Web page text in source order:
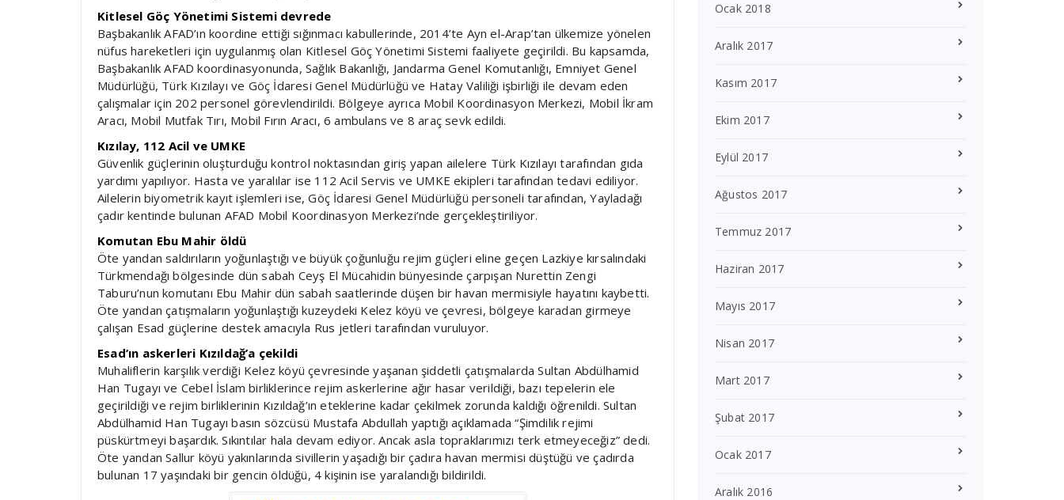
Kitlesel Göç Yönetimi Sistemi devrede
Başbakanlık AFAD’ın koordine ettiği sığınmacı kabullerinde, 2014’te Ayn el-Arap’tan ülkemize yönelen
nüfus hareketleri için uygulanmış olan Kitlesel Göç Yönetimi Sistemi faaliyete geçirildi. Bu kapsamda,
Başbakanlık AFAD koordinasyonunda, Sağlık Bakanlığı, Jandarma Genel Komutanlığı, Emniyet Genel
Müdürlüğü, Türk Kızılayı ve Göç İdaresi Genel Müdürlüğü ve Hatay Valiliği işbirliği ile devam eden
çalışmalar için 202 personel görevlendirildi. Bölgeye ayrıca Mobil Koordinasyon Merkezi, Mobil İkram
Aracı, Mobil Mutfak Tırı, Mobil Fırın Aracı, 6 ambulans ve 8 araç sevk edildi.
Kızılay, 112 Acil ve UMKE
Güvenlik güçlerinin oluşturduğu kontrol noktasından giriş yapan ailelere Türk Kızılayı tarafından gıda
yardımı yapılıyor. Hasta ve yaralılar ise 112 Acil Servis ve UMKE ekipleri tarafından tedavi ediliyor.
Ailelerin biyometrik kayıt işlemleri ise, Göç İdaresi Genel Müdürlüğü personeli tarafından, Yayladağı
çadır kentinde bulunan AFAD Mobil Koordinasyon Merkezi’nde gerçekleştiriliyor.
Komutan Ebu Mahir öldü
Öte yandan saldırıların yoğunlaştığı ve büyük çoğunluğu rejim güçleri eline geçen Lazkiye kırsalındaki
Türkmendağı bölgesinde dün sabah Ceyş El Mücahidin bünyesinde çarpışan Nurettin Zengi
Taburu’nun komutanı Ebu Mahir dün sabah saatlerinde düşen bir havan mermisiyle hayatını kaybetti.
Öte yandan çatışmaların yoğunlaştığı kuzeydeki Kelez köyü ve çevresi, bölgeye karadan girmeye
çalışan Esad güçlerine destek amacıyla Rus jetleri tarafından vuruluyor.
Esad’ın askerleri Kızıldağ’a çekildi
Muhaliflerin karşılık verdiği Kelez köyü çevresinde yaşanan şiddetli çatışmalarda Sultan Abdülhamid
Han Tugayı ve Cebel İslam birliklerince rejim askerlerine ağır hasar verildiği, bazı tepelerin ele
geçirildiği ve rejim birliklerinin Kızıldağ’ın eteklerine kadar çekilmek zorunda kaldığı öğrenildi. Sultan
Abdülhamid Han Tugayı basın sözcüsü Mustafa Abdullah yaptığı açıklamada “Şimdilik rejimi
püskürtmeyi başardık. Sıkıntılar hala devam ediyor. Ancak asla topraklarımızı terk etmeyeceğiz” dedi.
Öte yandan Sallur köyü yakınlarında sivillerin yaşadığı bir çadıra havan mermisi düştüğü ve çadırda
bulunan 17 yaşındaki bir gencin öldüğü, 4 kişinin ise yaralandığı bildirildi.
Ocak 2018
Aralık 2017
Kasım 2017
Ekim 2017
Eylül 2017
Ağustos 2017
Temmuz 2017
Haziran 2017
Mayıs 2017
Nisan 2017
Mart 2017
Şubat 2017
Ocak 2017
Aralık 2016